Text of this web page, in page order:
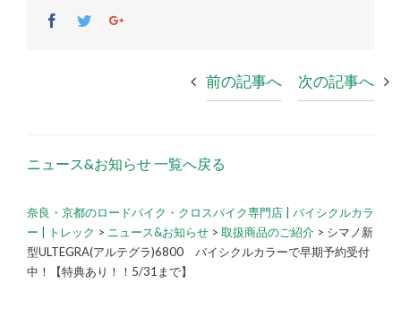
Facebook
TwitterGoogle+
前の記事へ 次の記事へ
ニュース&お知らせ 一覧へ戻る
奈良・京都のロードバイク・クロスバイク専門店 | バイシクルカラ
ー | トレック > ニュース&お知らせ > 取扱商品のご紹介 > シマノ新
型ULTEGRA(アルテグラ)6800 バイシクルカラーで早期予約受付
中！【特典あり！！5/31まで】